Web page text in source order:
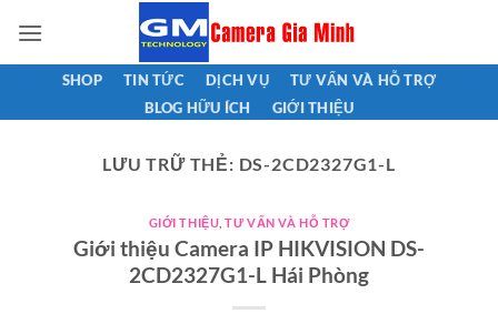
qua
nội
SHOP TIN TỨC DỊCH VỤ
TƯ VẤN VÀ HỖ TRỢ
BLOG HỮU ÍCH
GIỚI THIỆU
LƯU TRỮ THẺ: DS-2CD2327G1-L
GIỚI THIỆU ,TƯ VẤN VÀ HỖ TRỢ
Giới thiệu Camera IP HIKVISION DS-
2CD2327G1-L Hái Phòng